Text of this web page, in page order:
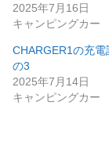
2025年7月16日
キャンピングカー
CHARGER1の充
の3
2025年7月14日
キャンピングカー